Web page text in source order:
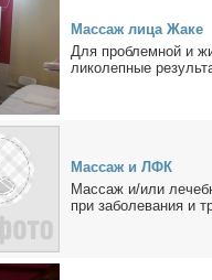
Мас­саж ли­ца Жа­ке
Для про­блем­ной и
ли­ко­леп­ные
Мас­саж и ЛФК
Мас­саж и/или
при за­боле­ва­ния и